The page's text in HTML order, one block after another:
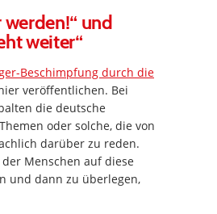
werden!“ und
weiter“
Beschimpfung durch die
veröffentlichen. Bei
die deutsche
oder solche, die von
darüber zu reden.
Menschen auf diese
und dann zu überlegen,